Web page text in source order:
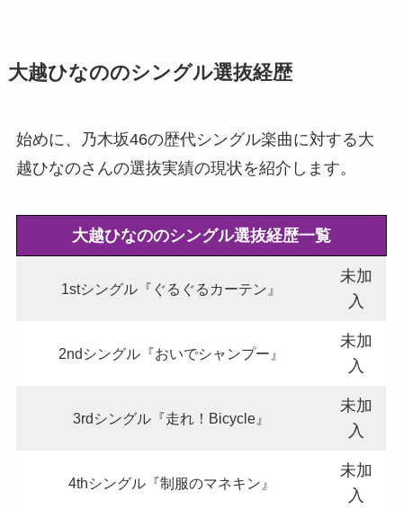
大越ひなののシングル選抜経歴
始めに、乃木坂46の歴代シングル楽曲に対する大
越ひなのさんの選抜実績の現状を紹介します。
大越ひなののシングル選抜経歴一覧
1stシングル『ぐるぐるカーテン』
未加
入
2ndシングル『おいでシャンプー』
未加
入
3rdシングル『走れ！Bicycle』
未加
入
4thシングル『制服のマネキン』
未加
入